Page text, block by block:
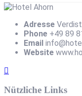
Adresse
Phone +49 89
Email
Website
Nützliche Links